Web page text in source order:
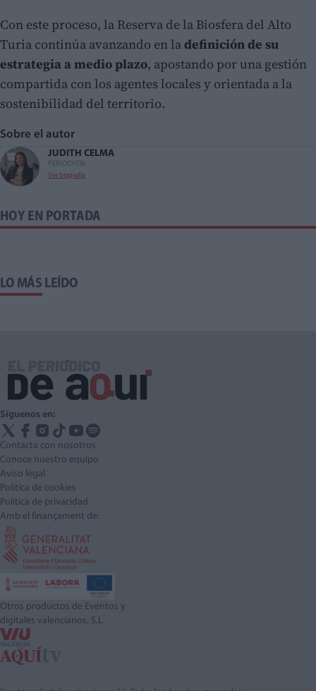
Con este proceso, la Reserva de la Biosfera del Alto
Turia continúa avanzando en ladefinición de su
estrategia a medio plazo, apostando por una gestión
compartida con los agentes locales y orientada a la
sostenibilidad del territorio.
Sobre el autor
JUDITH CELMA
PERIODISTA
Ver biografía
HOY EN PORTADA
LO MÁS LEÍDO
Síguenos en:
Contacta con nosotros
Conoce nuestro equipo
Aviso legal
Política de cookies
Política de privacidad
Amb el finançament de:
Otros productos de Eventos y
digitales valencianos, S.L.